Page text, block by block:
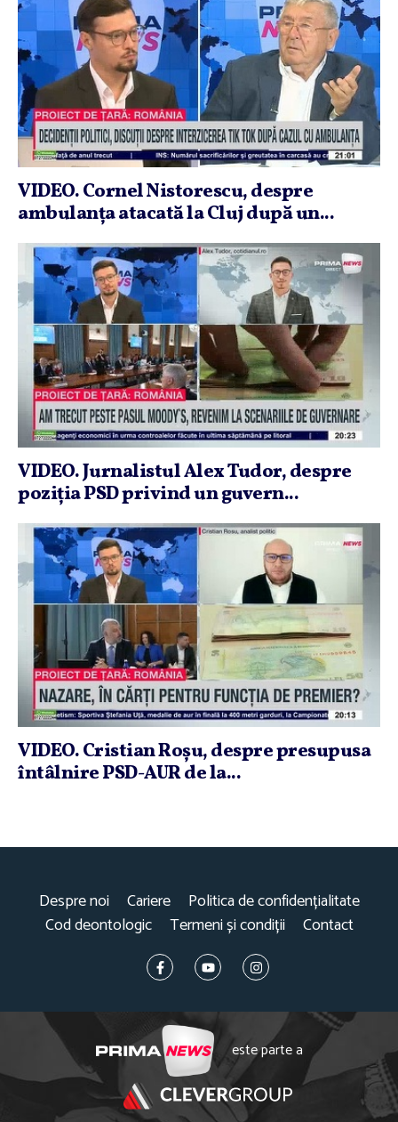
VIDEO. Cornel Nistorescu, despre
ambulanţa atacată la Cluj după un...
VIDEO. Jurnalistul Alex Tudor, despre
poziţia PSD privind un guvern...
VIDEO. Cristian Roşu, despre presupusa
întâlnire PSD-AUR de la...
Despre noi Cariere
Politica de confidențialitate
Cod deontologic
Termeni și condiții Contact
este parte a